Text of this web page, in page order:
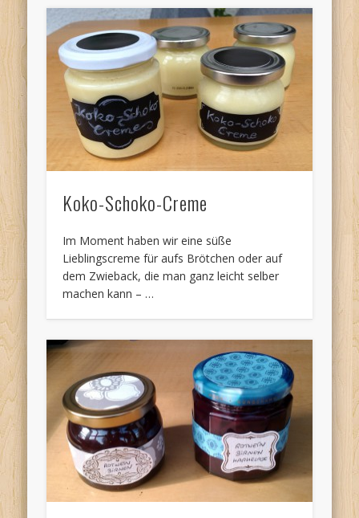
Koko-Schoko-Creme
Im Moment haben wir eine süße
Lieblingscreme für aufs Brötchen oder auf
dem Zwieback, die man ganz leicht selber
machen kann – …